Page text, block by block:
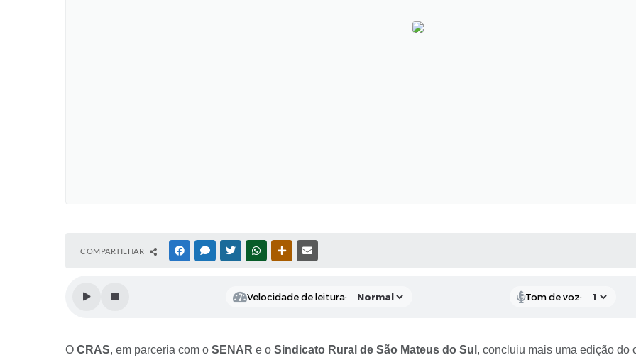
COMPARTILHAR FACEBOOKMESSENGER
TWITTERWHATSAPPOUTRAS MÍDIAS
Velocidade de leitura: Tom de voz:
O CRAS, em parceria com o SENAR e o Sindicato Rural de São Mateus do Sul , concluiu mais uma edição do